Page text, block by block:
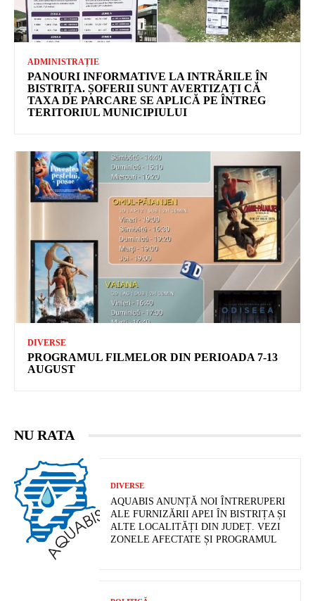
ADMINISTRAȚIE
PANOURI INFORMATIVE LA INTRĂRILE ÎN
BISTRIȚA. ȘOFERII SUNT AVERTIZAȚI CĂ
TAXA DE PARCARE SE APLICĂ PE ÎNTREG
TERITORIUL MUNICIPIULUI
DIVERSE
PROGRAMUL FILMELOR DIN PERIOADA 7-13
AUGUST
NU RATA
DIVERSE
AQUABIS ANUNȚĂ NOI ÎNTRERUPERI
ALE FURNIZĂRII APEI ÎN BISTRIȚA ȘI
ALTE LOCALITĂȚI DIN JUDEȚ. VEZI
ZONELE AFECTATE ȘI PROGRAMUL